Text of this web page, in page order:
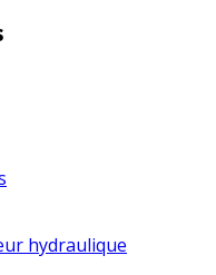
hydraulique